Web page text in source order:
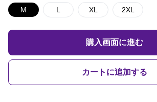
M L XL 2XL
購入画面に進む
カートに追加する